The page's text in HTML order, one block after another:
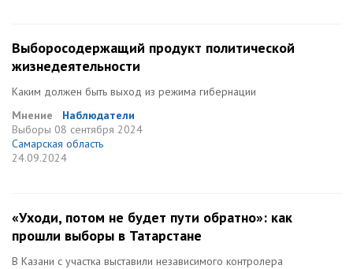
Выборосодержащий продукт политической
жизнедеятельности
Каким должен быть выход из режима гибернации
Мнение
Наблюдатели
Выборы 08 сентября 2024
Самарская область
24.09.2024
«Уходи, потом не будет пути обратно»: как
прошли выборы в Татарстане
В Казани с участка выставили независимого контролера